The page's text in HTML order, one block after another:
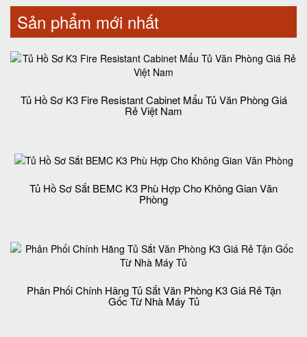
Sản phẩm mới nhất
Tủ Hồ Sơ K3 Fire Resistant Cabinet Mẩu Tủ Văn Phòng Giá
Rẻ Việt Nam
Tủ Hồ Sơ Sắt BEMC K3 Phù Hợp Cho Không Gian Văn
Phòng
Phân Phối Chính Hãng Tủ Sắt Văn Phòng K3 Giá Rẻ Tận
Gốc Từ Nhà Máy Tủ